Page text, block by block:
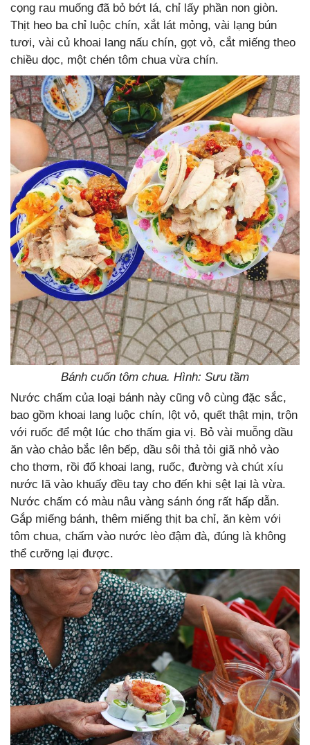
cọng rau muống đã bỏ bớt lá, chỉ lấy phần non giòn.
Thịt heo ba chỉ luộc chín, xắt lát mỏng, vài lạng bún
tươi, vài củ khoai lang nấu chín, gọt vỏ, cắt miếng theo
chiều dọc, một chén tôm chua vừa chín.
Bánh cuốn tôm chua. Hình: Sưu tầm
Nước chấm của loại bánh này cũng vô cùng đặc sắc,
bao gồm khoai lang luộc chín, lột vỏ, quết thật mịn, trộn
với ruốc để một lúc cho thấm gia vị. Bỏ vài muỗng dầu
ăn vào chảo bắc lên bếp, dầu sôi thả tỏi giã nhỏ vào
cho thơm, rồi đổ khoai lang, ruốc, đường và chút xíu
nước lã vào khuấy đều tay cho đến khi sệt lại là vừa.
Nước chấm có màu nâu vàng sánh óng rất hấp dẫn.
Gắp miếng bánh, thêm miếng thịt ba chỉ, ăn kèm với
tôm chua, chấm vào nước lèo đậm đà, đúng là không
thể cưỡng lại được.